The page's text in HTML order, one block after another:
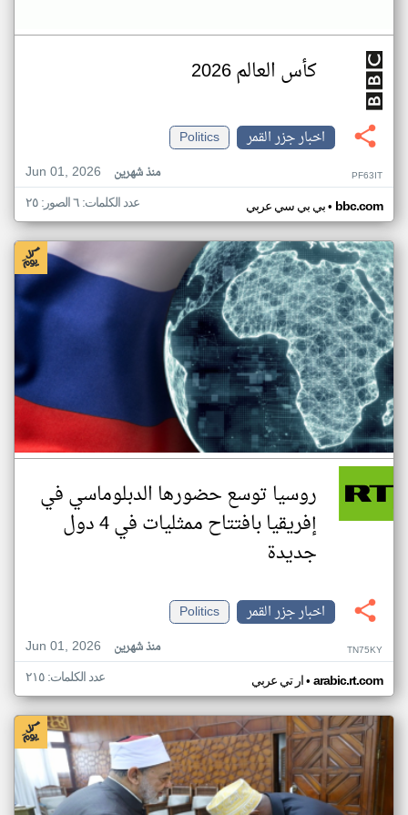
كأس العالم 2026
اخبار جزر القمر
Politics
Jun 01, 2026
منذ شهرين PF63IT
بي بي سي عربي• bbc.com عدد الكلمات: ٦ الصور: ٢٥
روسيا توسع حضورها الدبلوماسي في
إفريقيا بافتتاح ممثليات في 4 دول
جديدة
اخبار جزر القمر
Politics
Jun 01, 2026
منذ شهرين TN75KY
ار تي عربي• arabic.rt.com عدد الكلمات: ٢١٥